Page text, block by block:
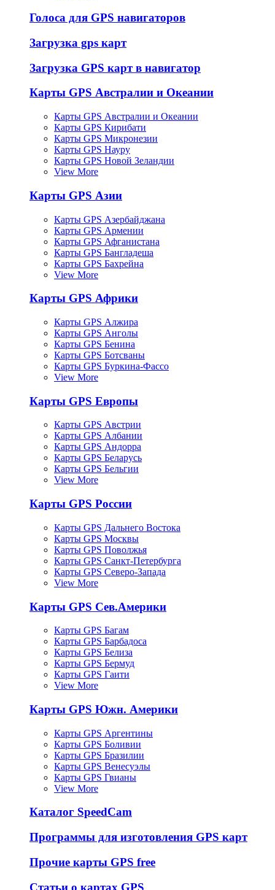
Голоса для GPS навигаторов
Загрузка gps карт
Загрузка GPS карт в навигатор
Карты GPS Австралии и Океании
Карты GPS Австралии и Океании
Карты GPS Кирибати
Карты GPS Микронезии
Карты GPS Науру
Карты GPS Новой Зеландии
View More
Карты GPS Азии
Карты GPS Азербайджана
Карты GPS Армении
Карты GPS Афганистана
Карты GPS Бангладеша
Карты GPS Бахрейна
View More
Карты GPS Африки
Карты GPS Алжира
Карты GPS Анголы
Карты GPS Бенина
Карты GPS Ботсваны
Карты GPS Буркина-Фассо
View More
Карты GPS Европы
Карты GPS Австрии
Карты GPS Албании
Карты GPS Андорра
Карты GPS Беларусь
Карты GPS Бельгии
View More
Карты GPS России
Карты GPS Дальнего Востока
Карты GPS Москвы
Карты GPS Поволжья
Карты GPS Санкт-Петербурга
Карты GPS Северо-Запада
View More
Карты GPS Сев.Америки
Карты GPS Багам
Карты GPS Барбадоса
Карты GPS Белиза
Карты GPS Бермуд
Карты GPS Гаити
View More
Карты GPS Южн. Америки
Карты GPS Аргентины
Карты GPS Боливии
Карты GPS Бразилии
Карты GPS Венесуэлы
Карты GPS Гвианы
View More
Каталог SpeedCam
Программы для изготовления GPS карт
Прочие карты GPS free
Статьи о картах GPS